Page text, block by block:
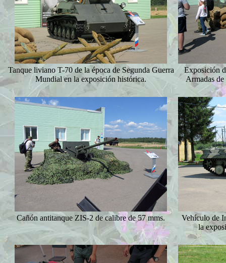
Tanque liviano T-70 de la época de Segunda Guerra
Mundial en la exposición histórica.
Exposición
Armadas
Cañón antitanque ZIS-2 de calibre de 57 mms.
Vehículo de
la